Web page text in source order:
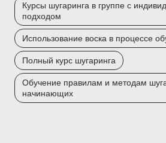
Курсы шугаринга в группе с
подходом
Использование воска в процессе
Полный курс шугаринга
Обучение правилам и методам
начинающих